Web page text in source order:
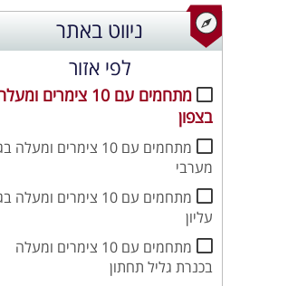
ניווט באתר
לפי אזור
מתחמים עם 10 צימרים
בצפון
מתחמים עם 10 צימרים
מערבי
מתחמים עם 10 צימרים
עליון
מתחמים עם 10 צימרים ומעלה
בכנרת גליל תחתון